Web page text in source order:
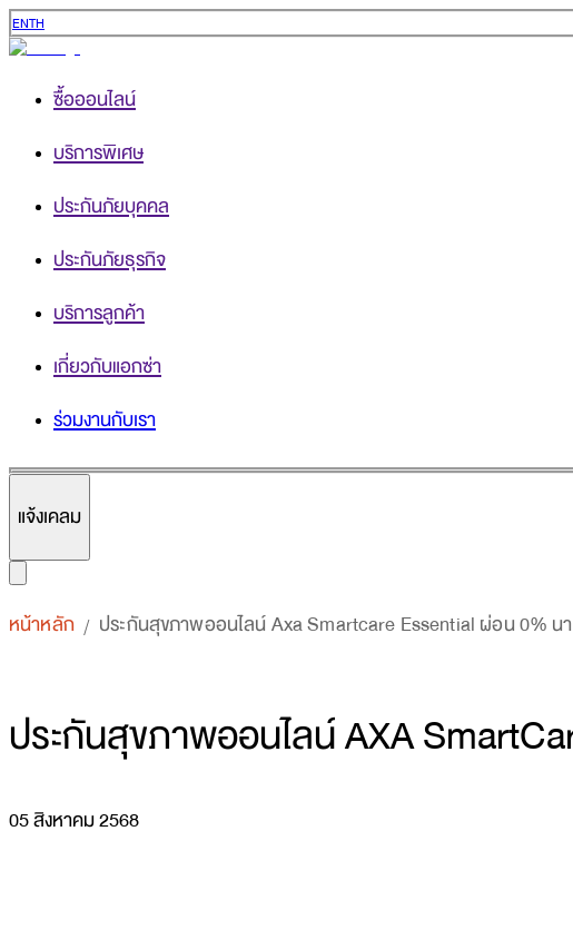
ENTH
ซื้อออนไลน์
บริการพิเศษ
ประกันภัยบุคคล
ประกันภัยธุรกิจ
บริการลูกค้า
เกี่ยวกับแอกซ่า
ร่วมงานกับเรา
แจ้งเคลม
หน้าหลัก / ประกันสุขภาพออนไลน์ Axa Smartcare Essential ผ่อน 0% น
ประกันสุขภาพออนไลน์ AXA
05 สิงหาคม 2568